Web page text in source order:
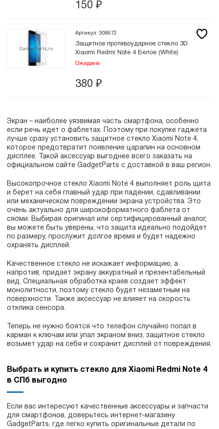
150 ₽
Артикул: 508672
Защитное противоударное стекло 3D
Xiaomi Redmi Note 4 Белое (White)
Ожидаем
380 ₽
Экран – наиболее уязвимая часть смартфона, особенно
если речь идет о фаблетах. Поэтому при покупке гаджета
лучше сразу установить защитное стекло Xiaomi Note 4,
которое предотвратит появление царапин на основном
дисплее. Такой аксессуар выгоднее всего заказать на
официальном сайте GadgetParts с доставкой в ваш регион.
Высокопрочное стекло Xiaomi Note 4 выполняет роль щита
и берет на себя главный удар при падении, сдавливании
или механическом повреждении экрана устройства. Это
очень актуально для широкоформатного фаблета от
cяоми. Выбирая оригинал или сертифицированный аналог,
вы можете быть уверены, что защита идеально подойдет
по размеру, прослужит долгое время и будет надежно
охранять дисплей.
Качественное стекло не искажает информацию, а
напротив, придает экрану аккуратный и презентабельный
вид. Специальная обработка краев создает эффект
монолитности, поэтому стекло будет незаметным на
поверхности. Также аксессуар не влияет на скорость
отклика сенсора.
Теперь не нужно боятся что телефон случайно попал в
карман к ключам или упал экраном вниз, защитное стекло
возьмет удар на себя и сохранит дисплей от повреждения.
Выбрать и купить стекло для Xiaomi Redmi Note 4
в СПб выгодно
Если вас интересуют качественные аксессуары и запчасти
для смартфонов, доверьтесь интернет-магазину
GadgetParts, где легко купить оригинальные детали по